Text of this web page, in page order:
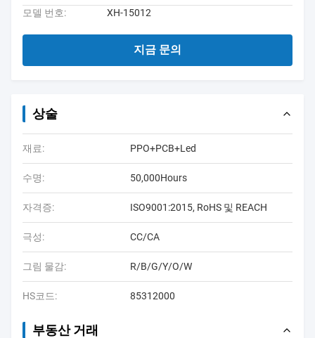
모델 번호:
XH-15012
지금 문의
상술
재료: PPO+PCB+Led
수명: 50,000Hours
자격증: ISO9001:2015, RoHS 및 REACH
극성: CC/CA
그림 물감: R/B/G/Y/O/W
HS코드: 85312000
부동산 거래